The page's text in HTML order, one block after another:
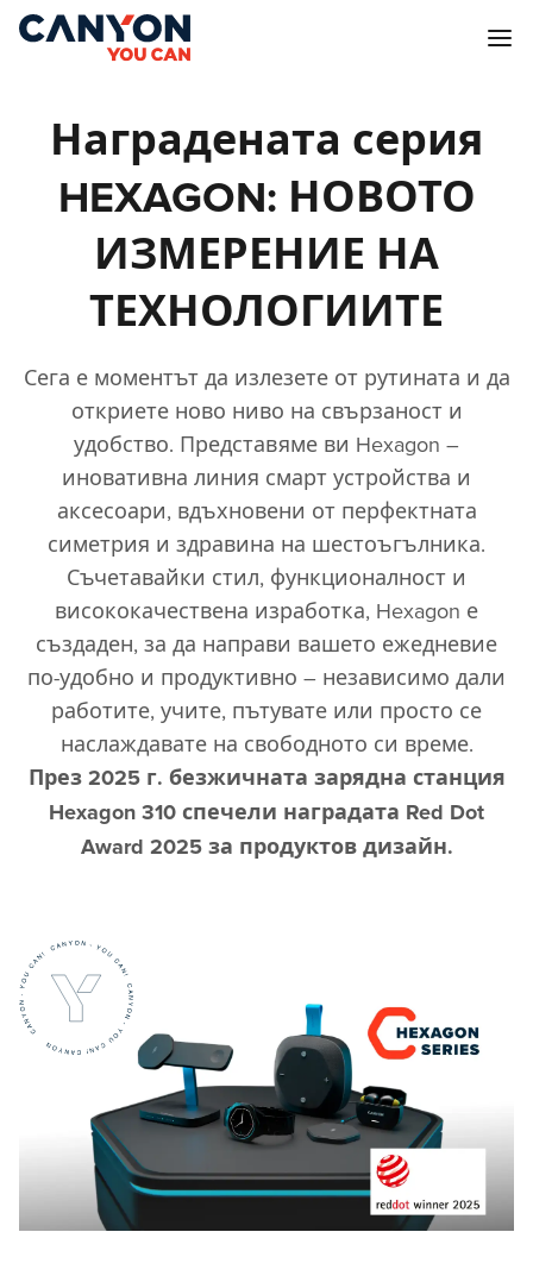
Наградената серия
HEXAGON: НОВОТО
ИЗМЕРЕНИЕ НА
ТЕХНОЛОГИИТЕ
Сега е моментът да излезете от рутината и да
откриете ново ниво на свързаност и
удобство. Представяме ви Hexagon –
иновативна линия смарт устройства и
аксесоари, вдъхновени от перфектната
симетрия и здравина на шестоъгълника.
Съчетавайки стил, функционалност и
висококачествена изработка, Hexagon е
създаден, за да направи вашето ежедневие
по-удобно и продуктивно – независимо дали
работите, учите, пътувате или просто се
През 2025 г. безжичната зарядна станция
Hexagon 310 спечели наградата Red Dot
Award 2025 за продуктов дизайн.